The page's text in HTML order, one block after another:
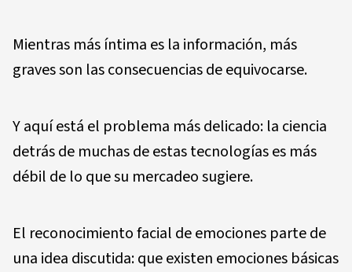
Mientras más íntima es la información, más
graves son las consecuencias de equivocarse.
Y aquí está el problema más delicado: la ciencia
detrás de muchas de estas tecnologías es más
débil de lo que su mercadeo sugiere.
El reconocimiento facial de emociones parte de
una idea discutida: que existen emociones básicas